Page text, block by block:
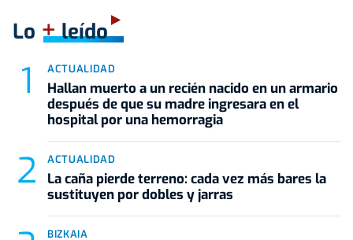
Lo +leído
ACTUALIDAD
Hallan muerto a un recién nacido en un armario
después de que su madre ingresara en el
hospital por una hemorragia
ACTUALIDAD
La caña pierde terreno: cada vez más bares la
sustituyen por dobles y jarras
BIZKAIA